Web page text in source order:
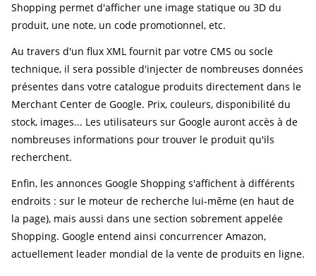
Shopping permet d'afficher une image statique ou 3D du
produit, une note, un code promotionnel, etc.
Au travers d'un flux XML fournit par votre CMS ou socle
technique, il sera possible d'injecter de nombreuses données
présentes dans votre catalogue produits directement dans le
Merchant Center de Google. Prix, couleurs, disponibilité du
stock, images... Les utilisateurs sur Google auront accès à de
nombreuses informations pour trouver le produit qu'ils
recherchent.
Enfin, les annonces Google Shopping s'affichent à différents
endroits : sur le moteur de recherche lui-même (en haut de
la page), mais aussi dans une section sobrement appelée
Shopping. Google entend ainsi concurrencer Amazon,
actuellement leader mondial de la vente de produits en ligne.